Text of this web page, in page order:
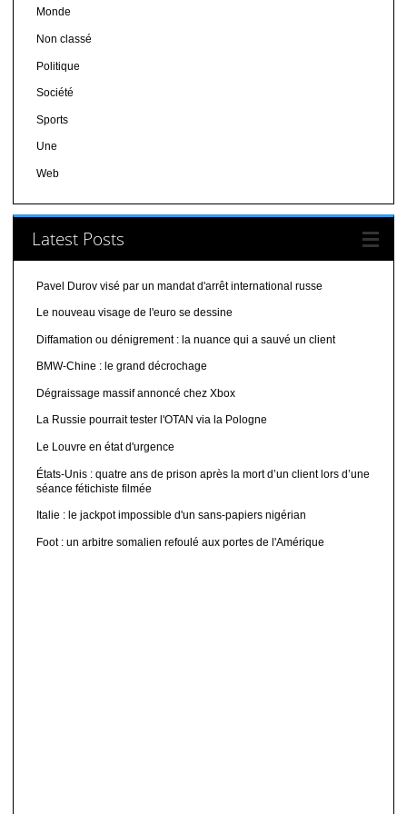
Monde
Non classé
Politique
Société
Sports
Une
Web
Latest Posts
Pavel Durov visé par un mandat d'arrêt international russe
Le nouveau visage de l'euro se dessine
Diffamation ou dénigrement : la nuance qui a sauvé un client
BMW-Chine : le grand décrochage
Dégraissage massif annoncé chez Xbox
La Russie pourrait tester l'OTAN via la Pologne
Le Louvre en état d'urgence
États-Unis : quatre ans de prison après la mort d’un client lors d’une
séance fétichiste filmée
Italie : le jackpot impossible d'un sans-papiers nigérian
Foot : un arbitre somalien refoulé aux portes de l'Amérique